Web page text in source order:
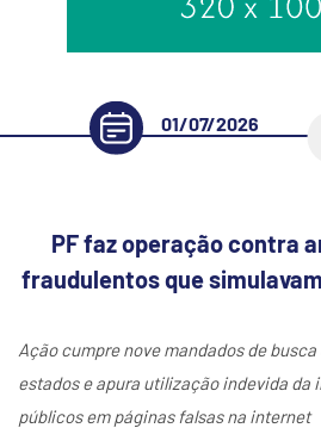
01/07/2026
PF faz operação contra
fraudulentos que
Ação cumpre nove mandados de
estados e apura utilização indevida da
públicos em páginas falsas na internet